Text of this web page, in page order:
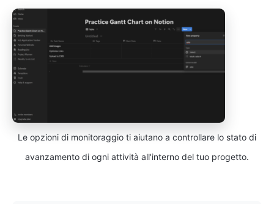
Le opzioni di monitoraggio ti aiutano a controllare lo stato di
avanzamento di ogni attività all'interno del tuo progetto.